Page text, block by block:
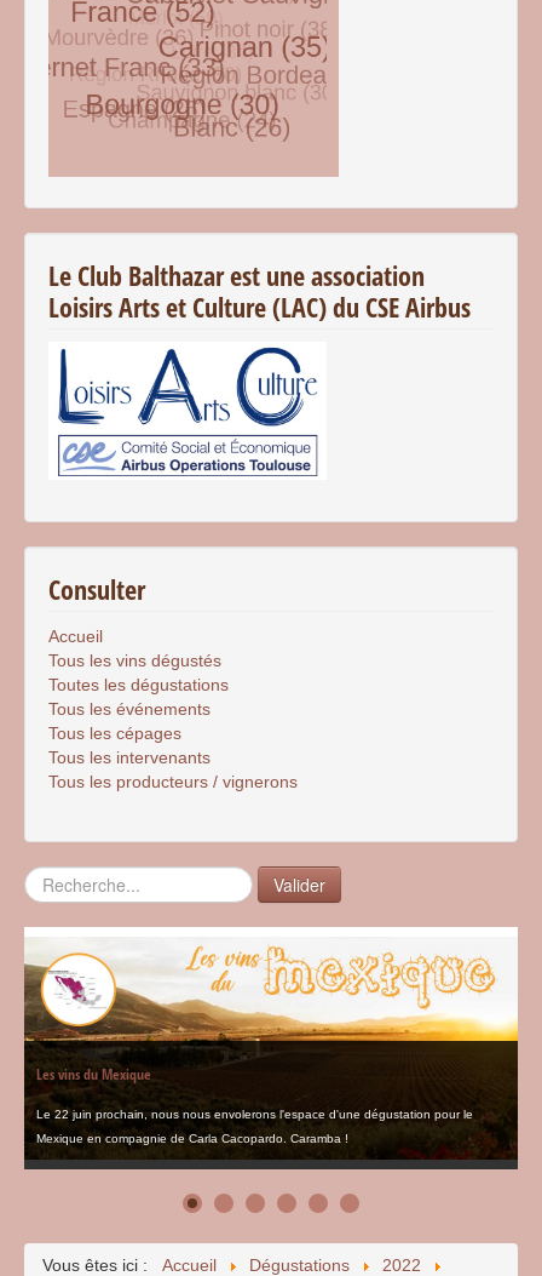
Le Club Balthazar est une association
Loisirs Arts et Culture (LAC) du CSE Airbus
Consulter
Accueil
Tous les vins dégustés
Toutes les dégustations
Tous les événements
Tous les cépages
Tous les intervenants
Tous les producteurs / vignerons
Rechercher Valider
Les vins du Mexique
Le 22 juin prochain, nous nous envolerons l'espace d'une dégustation pour le
Mexique en compagnie de Carla Cacopardo. Caramba !
Vous êtes ici : Accueil Dégustations
2022